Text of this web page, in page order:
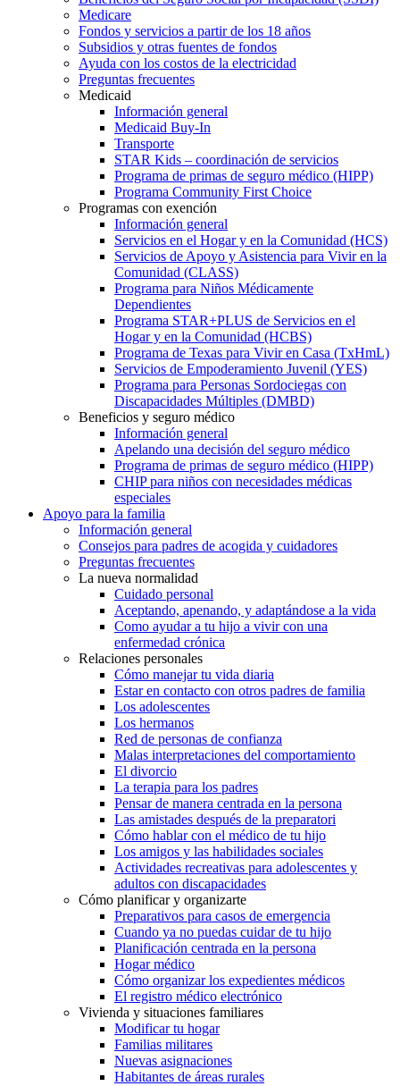
Medicare
Fondos y servicios a partir de los 18 años
Subsidios y otras fuentes de fondos
Ayuda con los costos de la electricidad
Preguntas frecuentes
Medicaid
Información general
Medicaid Buy-In
Transporte
STAR Kids – coordinación de servicios
Programa de primas de seguro médico (HIPP)
Programa Community First Choice
Programas con exención
Información general
Servicios en el Hogar y en la Comunidad (HCS)
Servicios de Apoyo y Asistencia para Vivir en la
Comunidad (CLASS)
Programa para Niños Médicamente
Dependientes
Programa STAR+PLUS de Servicios en el
Hogar y en la Comunidad (HCBS)
Programa de Texas para Vivir en Casa (TxHmL)
Servicios de Empoderamiento Juvenil (YES)
Programa para Personas Sordociegas con
Discapacidades Múltiples (DMBD)
Beneficios y seguro médico
Información general
Apelando una decisión del seguro médico
Programa de primas de seguro médico (HIPP)
CHIP para niños con necesidades médicas
especiales
Apoyo para la familia
Información general
Consejos para padres de acogida y cuidadores
Preguntas frecuentes
La nueva normalidad
Cuidado personal
Aceptando, apenando, y adaptándose a la vida
Como ayudar a tu hijo a vivir con una
enfermedad crónica
Relaciones personales
Cómo manejar tu vida diaria
Estar en contacto con otros padres de familia
Los adolescentes
Los hermanos
Red de personas de confianza
Malas interpretaciones del comportamiento
El divorcio
La terapia para los padres
Pensar de manera centrada en la persona
Las amistades después de la preparatori
Cómo hablar con el médico de tu hijo
Los amigos y las habilidades sociales
Actividades recreativas para adolescentes y
adultos con discapacidades
Cómo planificar y organizarte
Preparativos para casos de emergencia
Cuando ya no puedas cuidar de tu hijo
Planificación centrada en la persona
Hogar médico
Cómo organizar los expedientes médicos
El registro médico electrónico
Vivienda y situaciones familiares
Modificar tu hogar
Familias militares
Nuevas asignaciones
Habitantes de áreas rurales